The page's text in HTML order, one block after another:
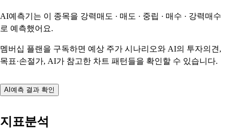
AI예측기는 이 종목을 강력매도 · 매도 · 중립 · 매수 · 강력매수
로 예측했어요.
멤버십 플랜을 구독하면 예상 주가 시나리오와 AI의 투자의견,
목표·손절가, AI가 참고한 차트 패턴들을 확인할 수 있습니다.
AI예측 결과 확인
지표분석